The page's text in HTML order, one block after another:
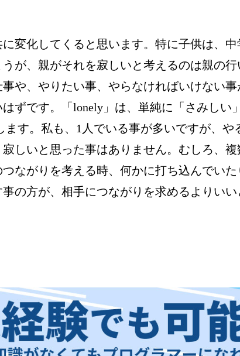
変化してくると思います。特に子供は、
が、親がそれを寂しいと考えるのは親の
や、やりたい事、やらなければいけない
ずです。「lonely」は、単純に「さみしい
ます。私も、1人でいる事が多いですが、や
しいと思った事はありません。むしろ、複
ながりを考える時、何かに打ち込んでいた
の方が、相手につながりを求めるよりいい